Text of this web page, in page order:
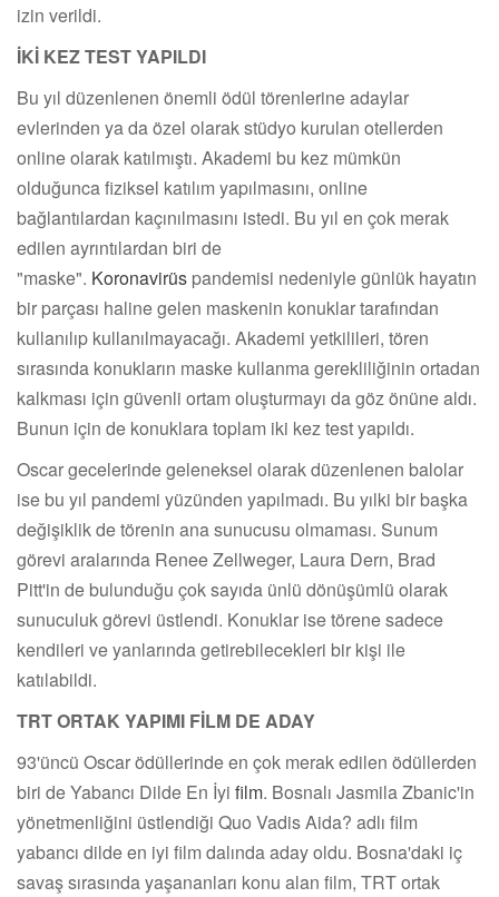
izin verildi.
İKİ KEZ TEST YAPILDI
Bu yıl düzenlenen önemli ödül törenlerine adaylar
evlerinden ya da özel olarak stüdyo kurulan otellerden
online olarak katılmıştı. Akademi bu kez mümkün
olduğunca fiziksel katılım yapılmasını, online
bağlantılardan kaçınılmasını istedi. Bu yıl en çok merak
edilen ayrıntılardan biri de
"maske". Koronavirüs pandemisi nedeniyle günlük hayatın
bir parçası haline gelen maskenin konuklar tarafından
kullanılıp kullanılmayacağı. Akademi yetkilileri, tören
sırasında konukların maske kullanma gerekliliğinin ortadan
kalkması için güvenli ortam oluşturmayı da göz önüne aldı.
Bunun için de konuklara toplam iki kez test yapıldı.
Oscar gecelerinde geleneksel olarak düzenlenen balolar
ise bu yıl pandemi yüzünden yapılmadı. Bu yılki bir başka
değişiklik de törenin ana sunucusu olmaması. Sunum
görevi aralarında Renee Zellweger, Laura Dern, Brad
Pitt'in de bulunduğu çok sayıda ünlü dönüşümlü olarak
sunuculuk görevi üstlendi. Konuklar ise törene sadece
kendileri ve yanlarında getirebilecekleri bir kişi ile
katılabildi.
TRT ORTAK YAPIMI FİLM DE ADAY
93'üncü Oscar ödüllerinde en çok merak edilen ödüllerden
biri de Yabancı Dilde En İyi film. Bosnalı Jasmila Zbanic'in
yönetmenliğini üstlendiği Quo Vadis Aida? adlı film
yabancı dilde en iyi film dalında aday oldu. Bosna'daki iç
savaş sırasında yaşananları konu alan film, TRT ortak